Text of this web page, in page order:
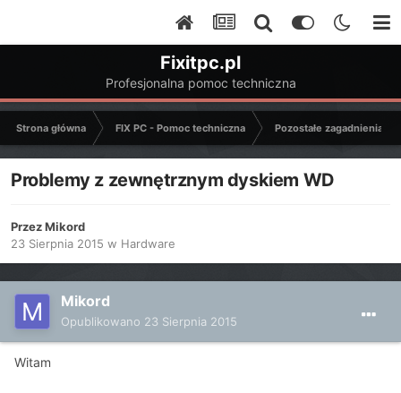
Fixitpc.pl
Profesjonalna pomoc techniczna
Strona główna FIX PC - Pomoc techniczna Pozostałe zagadnienia
Problemy z zewnętrznym dyskiem WD
PrzezMikord
23 Sierpnia 2015 w Hardware
Mikord
Opublikowano 23 Sierpnia 2015
Witam